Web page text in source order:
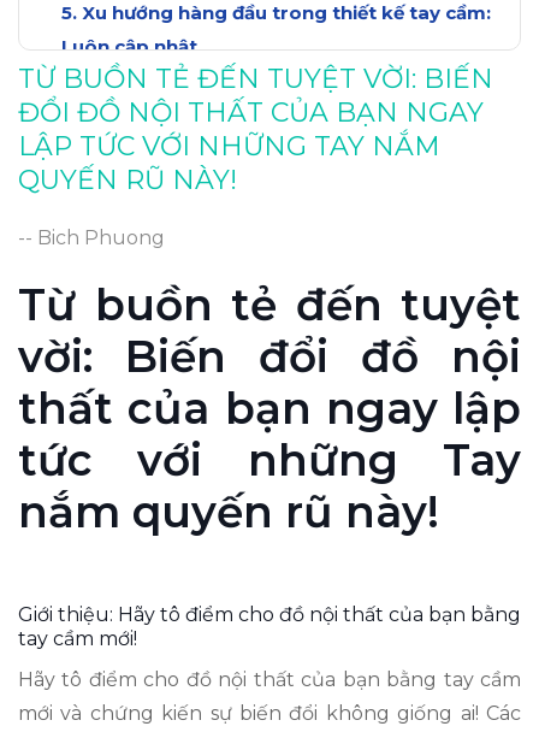
Xu hướng hàng đầu trong thiết kế tay cầm:
Luôn cập nhật.
Trưng bày trước và sau khi biến đổi: Truyền
cảm hứng sáng tạo.
Kết luận: Nâng cao đồ đạc của bạn bằng tay
TỪ BUỒN TẺ ĐẾN TUYỆT VỜI: BIẾN
ĐỔI ĐỒ NỘI THẤT CỦA BẠN NGAY
LẬP TỨC VỚI NHỮNG TAY NẮM
QUYẾN RŨ NÀY!
-- Bich Phuong
Từ buồn tẻ đến tuyệt
vời: Biến đổi đồ nội
thất của bạn ngay lập
tức với những Tay
nắm quyến rũ này!
Giới thiệu: Hãy tô điểm cho đồ nội thất của bạn bằng
tay cầm mới!
Hãy tô điểm cho đồ nội thất của bạn bằng tay cầm
mới và chứng kiến sự biến đổi không giống ai! Các